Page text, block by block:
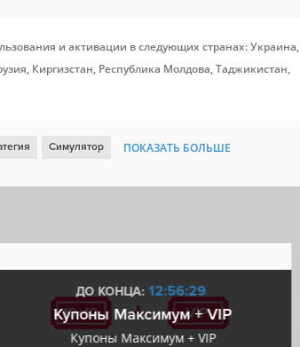
и активации в следующих странах: Украина,
Киргизстан, Республика Молдова, Таджикистан,
Симулятор ПОКАЗАТЬ БОЛЬШЕ
4X Шестиугольная карта
ДО КОНЦА:12:56:29
Купоны Максимум + VIP
Купоны Максимум + VIP